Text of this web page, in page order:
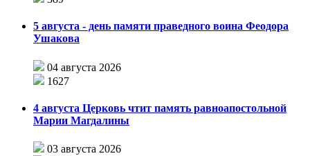
5 августа - день памяти праведного воина Феодора
Ушакова
04 августа 2026
1627
4 августа Церковь чтит память равноапостольной
Марии Магдалины
03 августа 2026